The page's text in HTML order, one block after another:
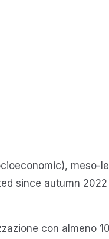
meso-
since autumn
con almeno